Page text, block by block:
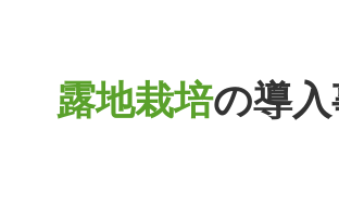
露地栽培の導